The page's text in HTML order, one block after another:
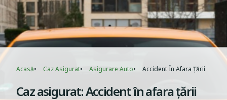
Breadcrumb
Acasă Caz Asigurat Asigurare Auto Accident În Afara Țării
Caz asigurat: Accident în afara țării